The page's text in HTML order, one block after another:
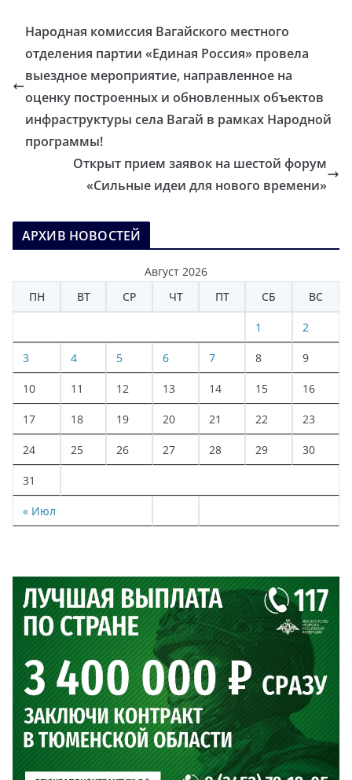
Народная комиссия Вагайского местного
отделения партии «Единая Россия» провела
выездное мероприятие, направленное на
оценку построенных и обновленных объектов
инфраструктуры села Вагай в рамках Народной
программы!
Открыт прием заявок на шестой форум
«Сильные идеи для нового времени»
АРХИВ НОВОСТЕЙ
Август 2026
ПН
ВТ СР ЧТ ПТ СБ ВС
« Июл
1 2
3 4 5 6 7 8 9
10 11 12 13 14 15 16
17 18 19 20 21 22 23
24 25 26 27 28 29 30
31